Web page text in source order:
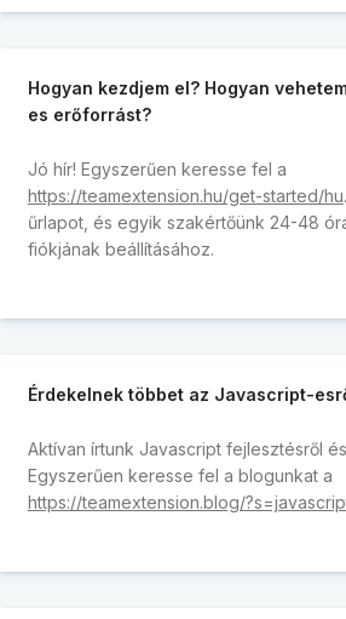
Hogyan kezdjem el? Hogyan
es erőforrást?
Jó hír! Egyszerűen keresse fel a
https://teamextension.hu/get-started/hu
űrlapot, és egyik szakértőünk 24-48
fiókjának beállításához.
Érdekelnek többet az Javascript-
Aktívan írtunk Javascript fejlesztésről
Egyszerűen keresse fel a blogunkat a
https://teamextension.blog/